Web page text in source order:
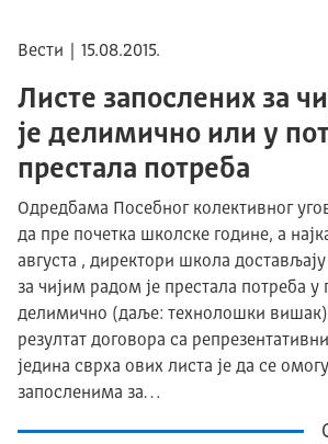
Вести | 15.08.2015.
Листе запослених за
је делимично или у
престала потреба
Одредбама Посебног колективног
да пре почетка школске године, а
августа , директори школа
за чијим радом је престала потреба у
делимично (даље: технолошки
резултат договора са
једина сврха ових листа је да се
запосленима за…